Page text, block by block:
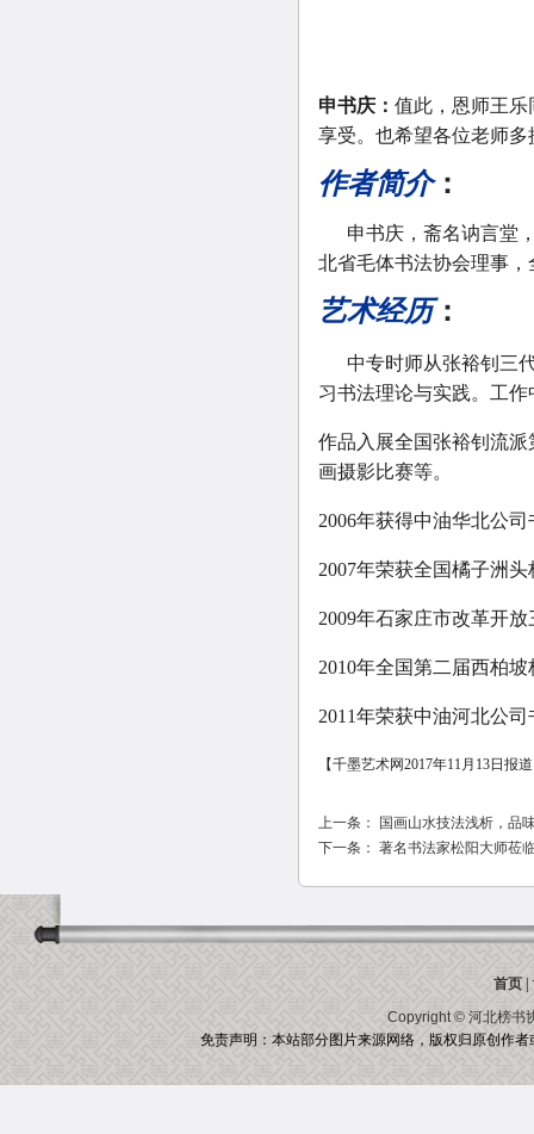
申书庆： 值此，恩师王
享受。也希望各位老师
作者简介：
申书庆，斋名讷言堂，
北省毛体书法协会理事
艺术经历：
中专时师从张裕钊三
习书法理论与实践。工
作品入展全国张裕钊流
画摄影比赛等。
2006年获得中油华北公
2007年荣获全国橘子洲
2009年石家庄市改革开
2010年全国第二届西柏
2011年荣获中油河北公
【千墨艺术网2017年11月13日报
上一条：
国画山水技法浅析，品
下一条： 著名书法家松阳大师莅
首页|
Copyright © 河北榜书
免责声明：本站部分图片来源网络，版权归原创作